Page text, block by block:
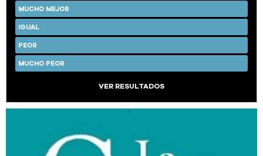
MUCHO MEJOR
IGUAL
PEOR
MUCHO PEOR
VER RESULTADOS